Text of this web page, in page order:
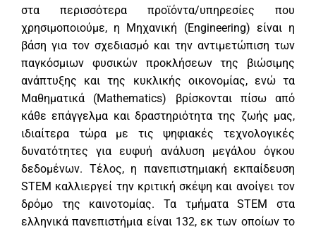
στα περισσότερα προϊόντα/υπηρεσίες που
χρησιμοποιούμε, η Μηχανική (Engineering) είναι η
βάση για τον σχεδιασμό και την αντιμετώπιση των
παγκόσμιων φυσικών προκλήσεων της βιώσιμης
ανάπτυξης και της κυκλικής οικονομίας, ενώ τα
Μαθηματικά (Mathematics) βρίσκονται πίσω από
κάθε επάγγελμα και δραστηριότητα της ζωής μας,
ιδιαίτερα τώρα με τις ψηφιακές τεχνολογικές
δυνατότητες για ευφυή ανάλυση μεγάλου όγκου
δεδομένων. Τέλος, η πανεπιστημιακή εκπαίδευση
STEM καλλιεργεί την κριτική σκέψη και ανοίγει τον
δρόμο της καινοτομίας. Τα τμήματα STEM στα
ελληνικά πανεπιστήμια είναι 132, εκ των οποίων το